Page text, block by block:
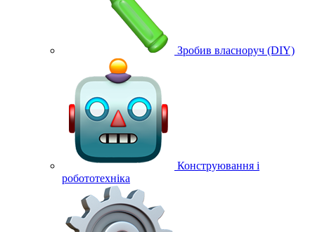
Зробив власноруч (DIY)
Конструювання і
робототехніка